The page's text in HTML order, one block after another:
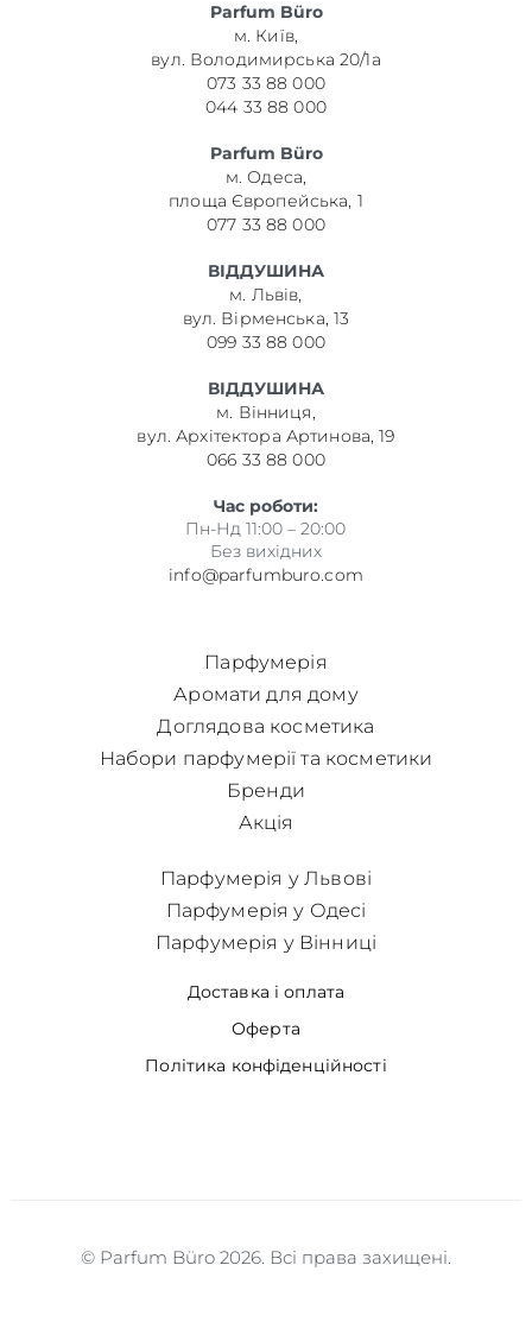
Parfum Büro
м. Київ,
вул. Володимирська 20/1а
073 33 88 000
044 33 88 000
Parfum Büro
м. Одеса,
площа Європейська, 1
077 33 88 000
ВІДДУШИНА
м. Львів,
вул. Вірменська, 13
099 33 88 000
ВІДДУШИНА
м. Вінниця,
вул. Архітектора Артинова, 19
066 33 88 000
Час роботи:
Пн-Нд 11:00 – 20:00
Без вихідних
info@parfumburo.com
Парфумерія
Аромати для дому
Доглядова косметика
Набори парфумерії та косметики
Бренди
Акція
Доставка і оплата
Оферта
Політика конфіденційності
Парфумерія у Львові
Парфумерія у Одесі
Парфумерія у Вінниці
© Parfum Büro 2026. Всі права захищені.